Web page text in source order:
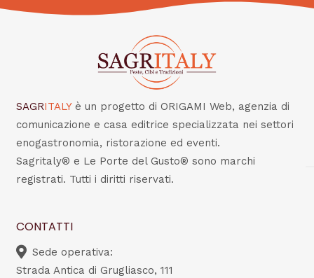
SAGRITALY è un progetto di ORIGAMI Web, agenzia di
comunicazione e casa editrice specializzata nei settori
enogastronomia, ristorazione ed eventi.
Sagritaly® e Le Porte del Gusto® sono marchi
registrati. Tutti i diritti riservati.
CONTATTI
Sede operativa:
Strada Antica di Grugliasco, 111